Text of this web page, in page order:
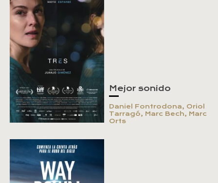
Mejor sonido
Daniel Fontrodona, Oriol
Tarragó, Marc Bech, Marc
Orts